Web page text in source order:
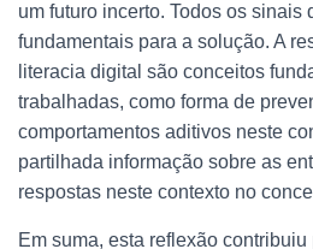
um futuro incerto. Todos os sinais
fundamentais para a solução. A
literacia digital são conceitos
trabalhadas, como forma de
comportamentos aditivos neste
partilhada informação sobre as
respostas neste contexto no
Em suma, esta reflexão contribuiu